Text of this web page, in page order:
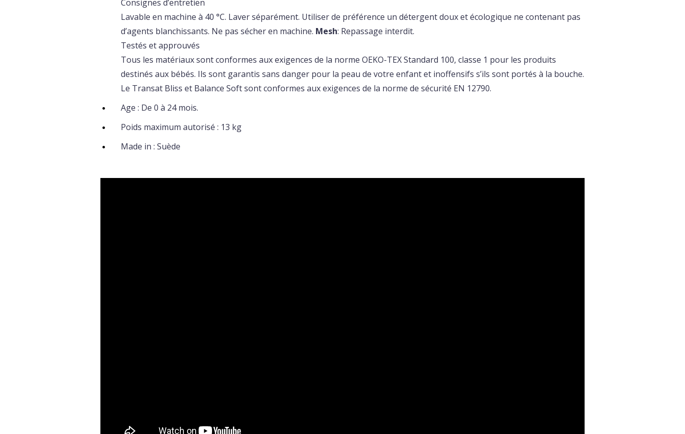
Consignes d’entretien
Lavable en machine à 40 °C. Laver séparément. Utiliser de préférence un détergent doux et écologique ne contenant pas
d’agents blanchissants. Ne pas sécher en machine. Mesh: Repassage interdit.
Testés et approuvés
Tous les matériaux sont conformes aux exigences de la norme OEKO-TEX Standard 100, classe 1 pour les produits
destinés aux bébés. Ils sont garantis sans danger pour la peau de votre enfant et inoffensifs s’ils sont portés à la bouche.
Le Transat Bliss et Balance Soft sont conformes aux exigences de la norme de sécurité EN 12790.
Age : De 0 à 24 mois.
Poids maximum autorisé : 13 kg
Made in : Suède